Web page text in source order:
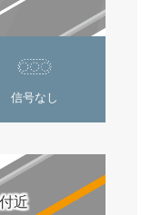
信号なし
近